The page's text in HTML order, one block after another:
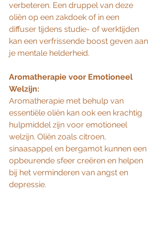
verbeteren. Een druppel van deze
oliën op een zakdoek of in een
diffuser tijdens studie- of werktijden
kan een verfrissende boost geven aan
je mentale helderheid.
Aromatherapie voor Emotioneel
Welzijn:
Aromatherapie met behulp van
essentiële oliën kan ook een krachtig
hulpmiddel zijn voor emotioneel
welzijn. Oliën zoals citroen,
sinaasappel en bergamot kunnen een
opbeurende sfeer creëren en helpen
bij het verminderen van angst en
depressie.